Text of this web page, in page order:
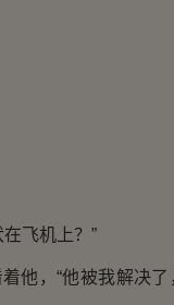
飞机上？”
他，“他被我解决了